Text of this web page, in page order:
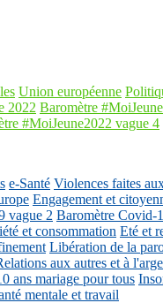
Union européenne
2022 Baromètre
#MoiJeune2022 vague 4
e-Santé Violences faites
Engagement et
vague 2 Baromètre Covid-
et consommation Eté et
Libération de la
aux autres et à
ans mariage pour tous
mentale et travail